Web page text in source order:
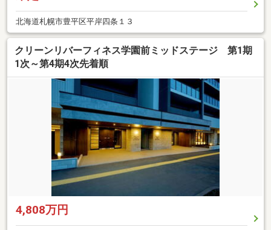
北海道札幌市豊平区平岸四条１３
クリーンリバーフィネス学園前ミッドステージ 第1期
1次～第4期4次先着順
4,808万円